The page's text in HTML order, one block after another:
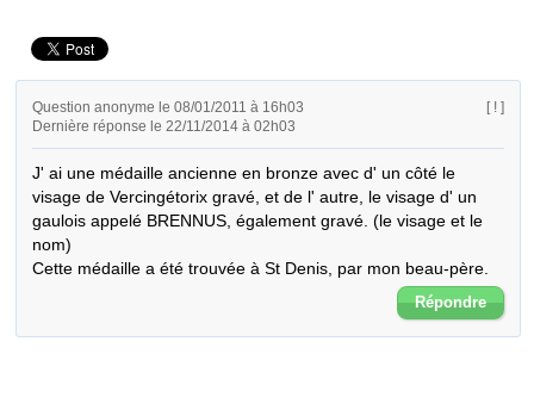
Question anonyme le 08/01/2011 à 16h03
Dernière réponse le 22/11/2014 à 02h03
[ ! ]
J' ai une médaille ancienne en bronze avec d' un côté le
visage de Vercingétorix gravé, et de l' autre, le visage d' un
gaulois appelé BRENNUS, également gravé. (le visage et le
nom)
Cette médaille a été trouvée à St Denis, par mon beau-père.
Répondre